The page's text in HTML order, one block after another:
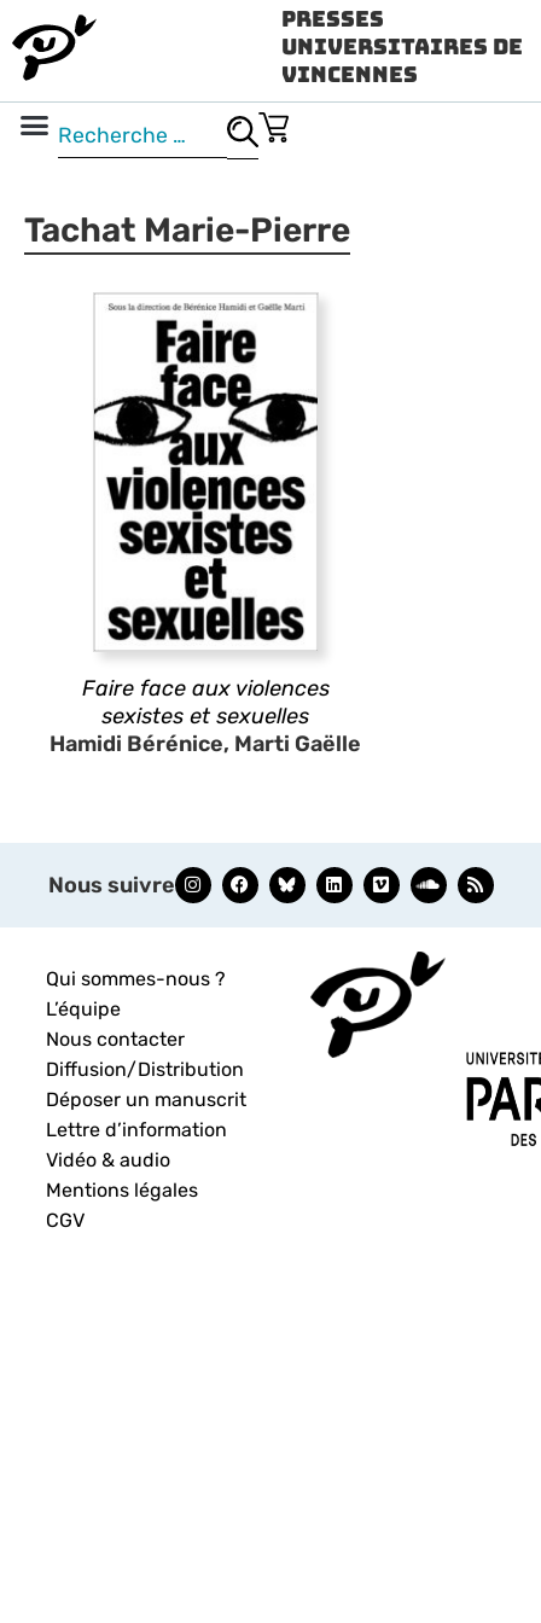
Presses
Universitaires de
Vincennes
Tachat Marie-Pierre
Faire face aux violences
sexistes et sexuelles
Hamidi Bérénice, Marti Gaëlle
Nous suivre
Qui sommes-nous ?
L’équipe
Nous contacter
Diffusion/Distribution
Déposer un manuscrit
Lettre d’information
Vidéo & audio
Mentions légales
CGV